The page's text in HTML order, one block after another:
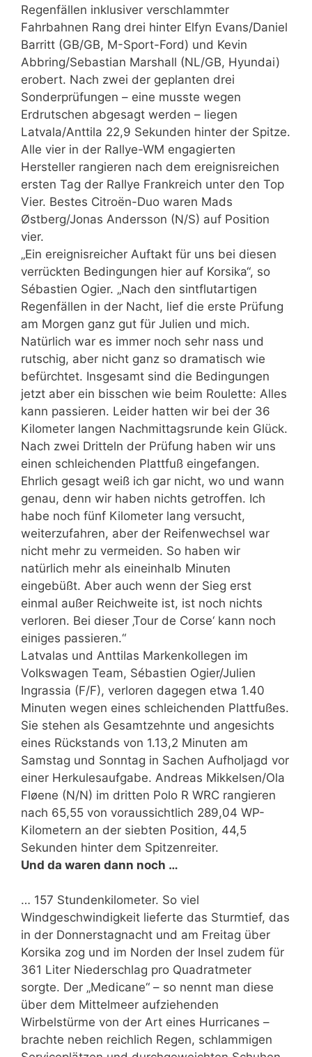
Regenfällen inklusiver verschlammter
Fahrbahnen Rang drei hinter Elfyn Evans/Daniel
Barritt (GB/GB, M-Sport-Ford) und Kevin
Abbring/Sebastian Marshall (NL/GB, Hyundai)
erobert. Nach zwei der geplanten drei
Sonderprüfungen – eine musste wegen
Erdrutschen abgesagt werden – liegen
Latvala/Anttila 22,9 Sekunden hinter der Spitze.
Alle vier in der Rallye-WM engagierten
Hersteller rangieren nach dem ereignisreichen
ersten Tag der Rallye Frankreich unter den Top
Vier. Bestes Citroën-Duo waren Mads
Østberg/Jonas Andersson (N/S) auf Position
vier.
„Ein ereignisreicher Auftakt für uns bei diesen
verrückten Bedingungen hier auf Korsika“, so
Sébastien Ogier. „Nach den sintflutartigen
Regenfällen in der Nacht, lief die erste Prüfung
am Morgen ganz gut für Julien und mich.
Natürlich war es immer noch sehr nass und
rutschig, aber nicht ganz so dramatisch wie
befürchtet. Insgesamt sind die Bedingungen
jetzt aber ein bisschen wie beim Roulette: Alles
kann passieren. Leider hatten wir bei der 36
Kilometer langen Nachmittagsrunde kein Glück.
Nach zwei Dritteln der Prüfung haben wir uns
einen schleichenden Plattfuß eingefangen.
Ehrlich gesagt weiß ich gar nicht, wo und wann
genau, denn wir haben nichts getroffen. Ich
habe noch fünf Kilometer lang versucht,
weiterzufahren, aber der Reifenwechsel war
nicht mehr zu vermeiden. So haben wir
natürlich mehr als eineinhalb Minuten
eingebüßt. Aber auch wenn der Sieg erst
einmal außer Reichweite ist, ist noch nichts
verloren. Bei dieser ‚Tour de Corse‘ kann noch
einiges passieren.“
Latvalas und Anttilas Markenkollegen im
Volkswagen Team, Sébastien Ogier/Julien
Ingrassia (F/F), verloren dagegen etwa 1.40
Minuten wegen eines schleichenden Plattfußes.
Sie stehen als Gesamtzehnte und angesichts
eines Rückstands von 1.13,2 Minuten am
Samstag und Sonntag in Sachen Aufholjagd vor
einer Herkulesaufgabe. Andreas Mikkelsen/Ola
Fløene (N/N) im dritten Polo R WRC rangieren
nach 65,55 von voraussichtlich 289,04 WP-
Kilometern an der siebten Position, 44,5
Sekunden hinter dem Spitzenreiter.
Und da waren dann noch …
… 157 Stundenkilometer. So viel
Windgeschwindigkeit lieferte das Sturmtief, das
in der Donnerstagnacht und am Freitag über
Korsika zog und im Norden der Insel zudem für
361 Liter Niederschlag pro Quadratmeter
sorgte. Der „Medicane“ – so nennt man diese
über dem Mittelmeer aufziehenden
Wirbelstürme von der Art eines Hurricanes –
brachte neben reichlich Regen, schlammigen